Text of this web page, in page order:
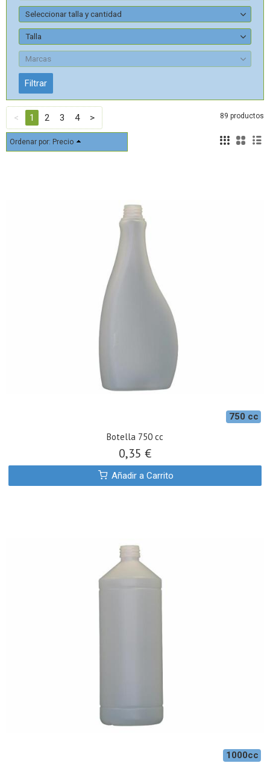
Seleccionar talla y cantidad
Talla
Marcas
< 1 2 3 4 > 89 productos
Ordenar por: Precio
750 cc
Botella 750 cc
0,35 €
Añadir a Carrito
1000cc